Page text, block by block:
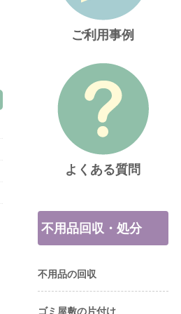
ご利用事例
よくある質問
不用品回収・処分
不用品の回収
ゴミ屋敷の片付け